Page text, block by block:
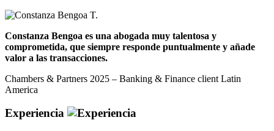
Constanza Bengoa es una abogada muy talentosa y
comprometida, que siempre responde puntualmente y añade
valor a las transacciones.
Chambers & Partners 2025 – Banking & Finance client Latin
America
Experiencia